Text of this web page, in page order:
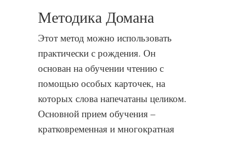
Методика Домана
Этот метод можно использовать
практически с рождения. Он
основан на обучении чтению с
помощью особых карточек, на
которых слова напечатаны целиком.
Основной прием обучения –
кратковременная и многократная